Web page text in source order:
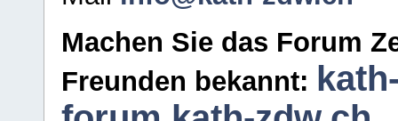
Machen Sie das Forum
Freunden bekannt: